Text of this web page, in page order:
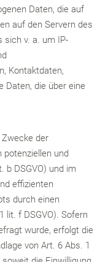
Daten, die auf
auf den Servern des
sich v. a. um IP-
Kontaktdaten,
Daten, die über eine
der
potenziellen und
b DSGVO) und im
effizienten
durch einen
lit. f DSGVO). Sofern
wurde, erfolgt die
von Art. 6 Abs. 1